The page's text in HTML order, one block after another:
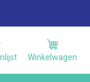
Winkelwagen